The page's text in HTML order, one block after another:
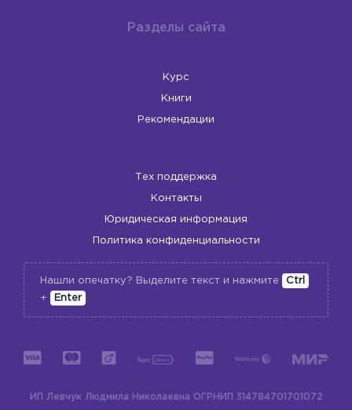
Разделы сайта
Курс
Книги
Рекомендации
Тех поддержка
Контакты
Юридическая информация
Политика конфиденциальности
Нашли опечатку? Выделите текст и нажмите
Ctrl
+
Enter
ИП Левчук Людмила Николаевна ОГРНИП 314784701701072